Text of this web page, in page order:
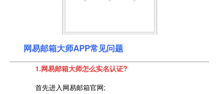
网易邮箱大师APP常见问题
1.网易邮箱大师怎么实名认证?
首先进入网易邮箱官网;